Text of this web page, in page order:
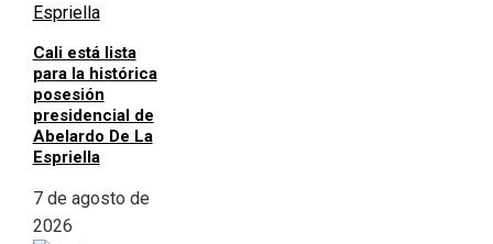
Cali está lista
para la histórica
posesión
presidencial de
Abelardo De La
Espriella
7 de agosto de
2026